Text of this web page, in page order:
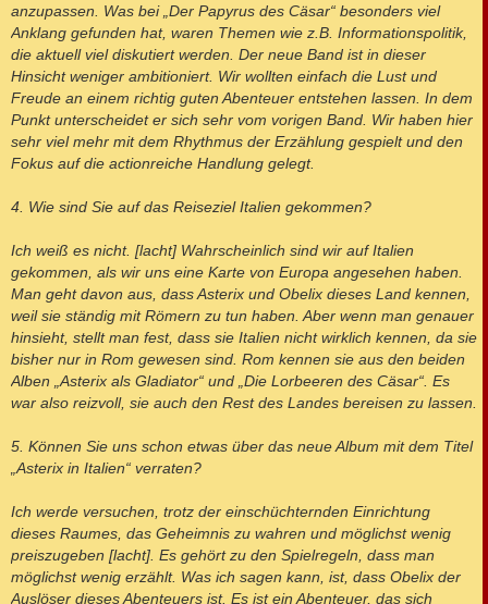
anzupassen. Was bei „Der Papyrus des Cäsar“ besonders viel
Anklang gefunden hat, waren Themen wie z.B. Informationspolitik,
die aktuell viel diskutiert werden. Der neue Band ist in dieser
Hinsicht weniger ambitioniert. Wir wollten einfach die Lust und
Freude an einem richtig guten Abenteuer entstehen lassen. In dem
Punkt unterscheidet er sich sehr vom vorigen Band. Wir haben hier
sehr viel mehr mit dem Rhythmus der Erzählung gespielt und den
Fokus auf die actionreiche Handlung gelegt.
4. Wie sind Sie auf das Reiseziel Italien gekommen?
Ich weiß es nicht. [lacht] Wahrscheinlich sind wir auf Italien
gekommen, als wir uns eine Karte von Europa angesehen haben.
Man geht davon aus, dass Asterix und Obelix dieses Land kennen,
weil sie ständig mit Römern zu tun haben. Aber wenn man genauer
hinsieht, stellt man fest, dass sie Italien nicht wirklich kennen, da sie
bisher nur in Rom gewesen sind. Rom kennen sie aus den beiden
Alben „Asterix als Gladiator“ und „Die Lorbeeren des Cäsar“. Es
war also reizvoll, sie auch den Rest des Landes bereisen zu lassen.
5. Können Sie uns schon etwas über das neue Album mit dem Titel
„Asterix in Italien“ verraten?
Ich werde versuchen, trotz der einschüchternden Einrichtung
dieses Raumes, das Geheimnis zu wahren und möglichst wenig
preiszugeben [lacht]. Es gehört zu den Spielregeln, dass man
möglichst wenig erzählt. Was ich sagen kann, ist, dass Obelix der
Auslöser dieses Abenteuers ist. Es ist ein Abenteuer, das sich